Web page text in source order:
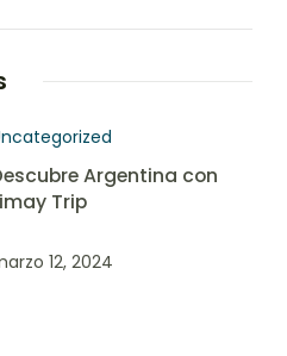
Argentina con
Trip
12, 2024